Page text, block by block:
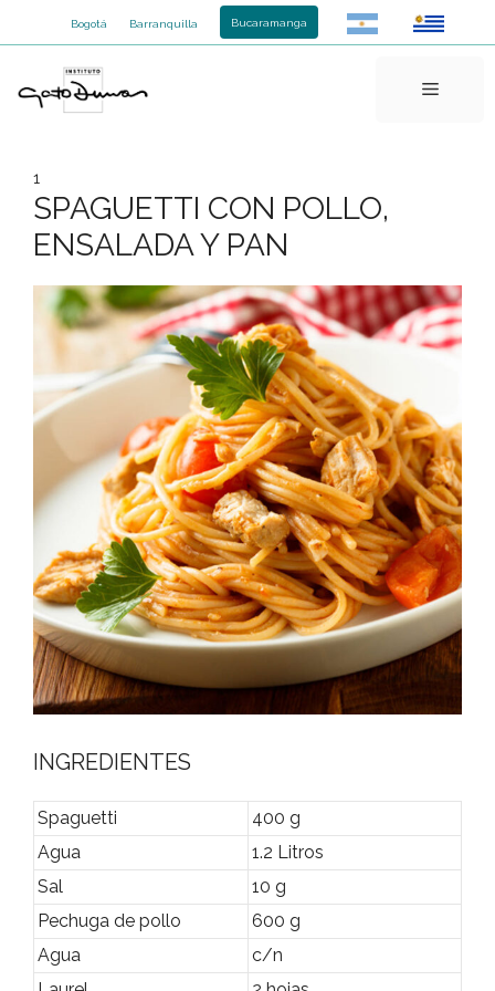
Bogotá Barranquilla Bucaramanga
Menú
1
SPAGUETTI CON POLLO,
ENSALADA Y PAN
INGREDIENTES
Spaguetti
400 g
Agua
1.2 Litros
Sal
10 g
Pechuga de pollo
600 g
Agua
c/n